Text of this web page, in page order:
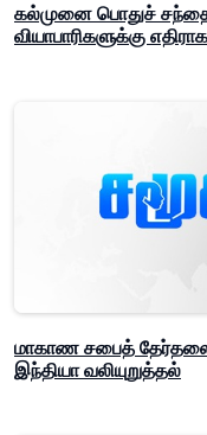
கல்முனை பொதுச்
வியாபாரிகளுக்கு
மாகாண சபைத்
இந்தியா வலியுறுத்தல்